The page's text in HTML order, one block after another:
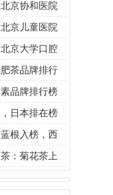
京协和医院
京儿童医院
京大学口腔
茶品牌排行
品牌排行榜
日本排在榜
根入榜，西
：菊花茶上